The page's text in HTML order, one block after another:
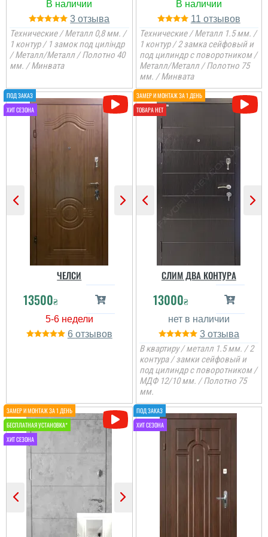
Неля
3
Технические / Металл 0,8 мм. /
1 контур / 1 замок под циліндр
/ Металл/Металл / Полотно 40
мм. / Минвата
11
Технические / Металл 1.5 мм. /
1 контур / 2 замка сейфовый и
под цилиндр с поворотником /
Металл/Металл / Полотно 75
мм. / Минвата
ЧЕЛСИ
13500₴
6
СЛИМ ДВА КОНТУРА
13000₴
3
В квартиру / металл 1.5 мм. / 2
контура / замки сейфовый и
под цилиндр с поворотником /
МДФ 12/10 мм. / Полотно 75
мм.